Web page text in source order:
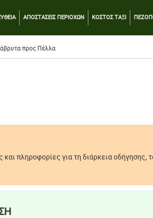
ΑΠΟΣΤΑΣΕΙΣ ΠΕΡΙΟΧΩΝ ΚΟΣΤΟΣ ΤΑΞΙ
προς Πέλλα
πληροφορίες για τη διάρκεια οδήγησης,